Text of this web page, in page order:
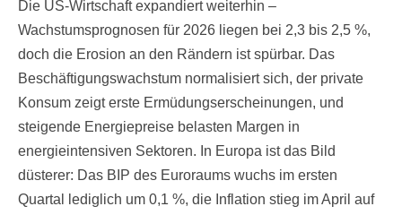
Die US-Wirtschaft expandiert weiterhin –
Wachstumsprognosen für 2026 liegen bei 2,3 bis 2,5 %,
doch die Erosion an den Rändern ist spürbar. Das
Beschäftigungswachstum normalisiert sich, der private
Konsum zeigt erste Ermüdungserscheinungen, und
steigende Energiepreise belasten Margen in
energieintensiven Sektoren. In Europa ist das Bild
düsterer: Das BIP des Euroraums wuchs im ersten
Quartal lediglich um 0,1 %, die Inflation stieg im April auf